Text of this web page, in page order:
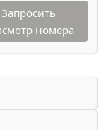
Запросить
номера